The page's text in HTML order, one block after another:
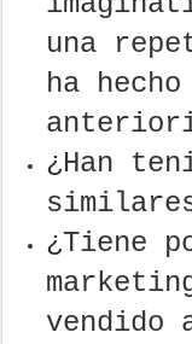
una
ha
¿Han
¿Tiene
vendido